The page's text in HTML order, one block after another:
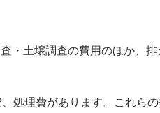
・土壌調査の費用のほか、
処理費があります。これら